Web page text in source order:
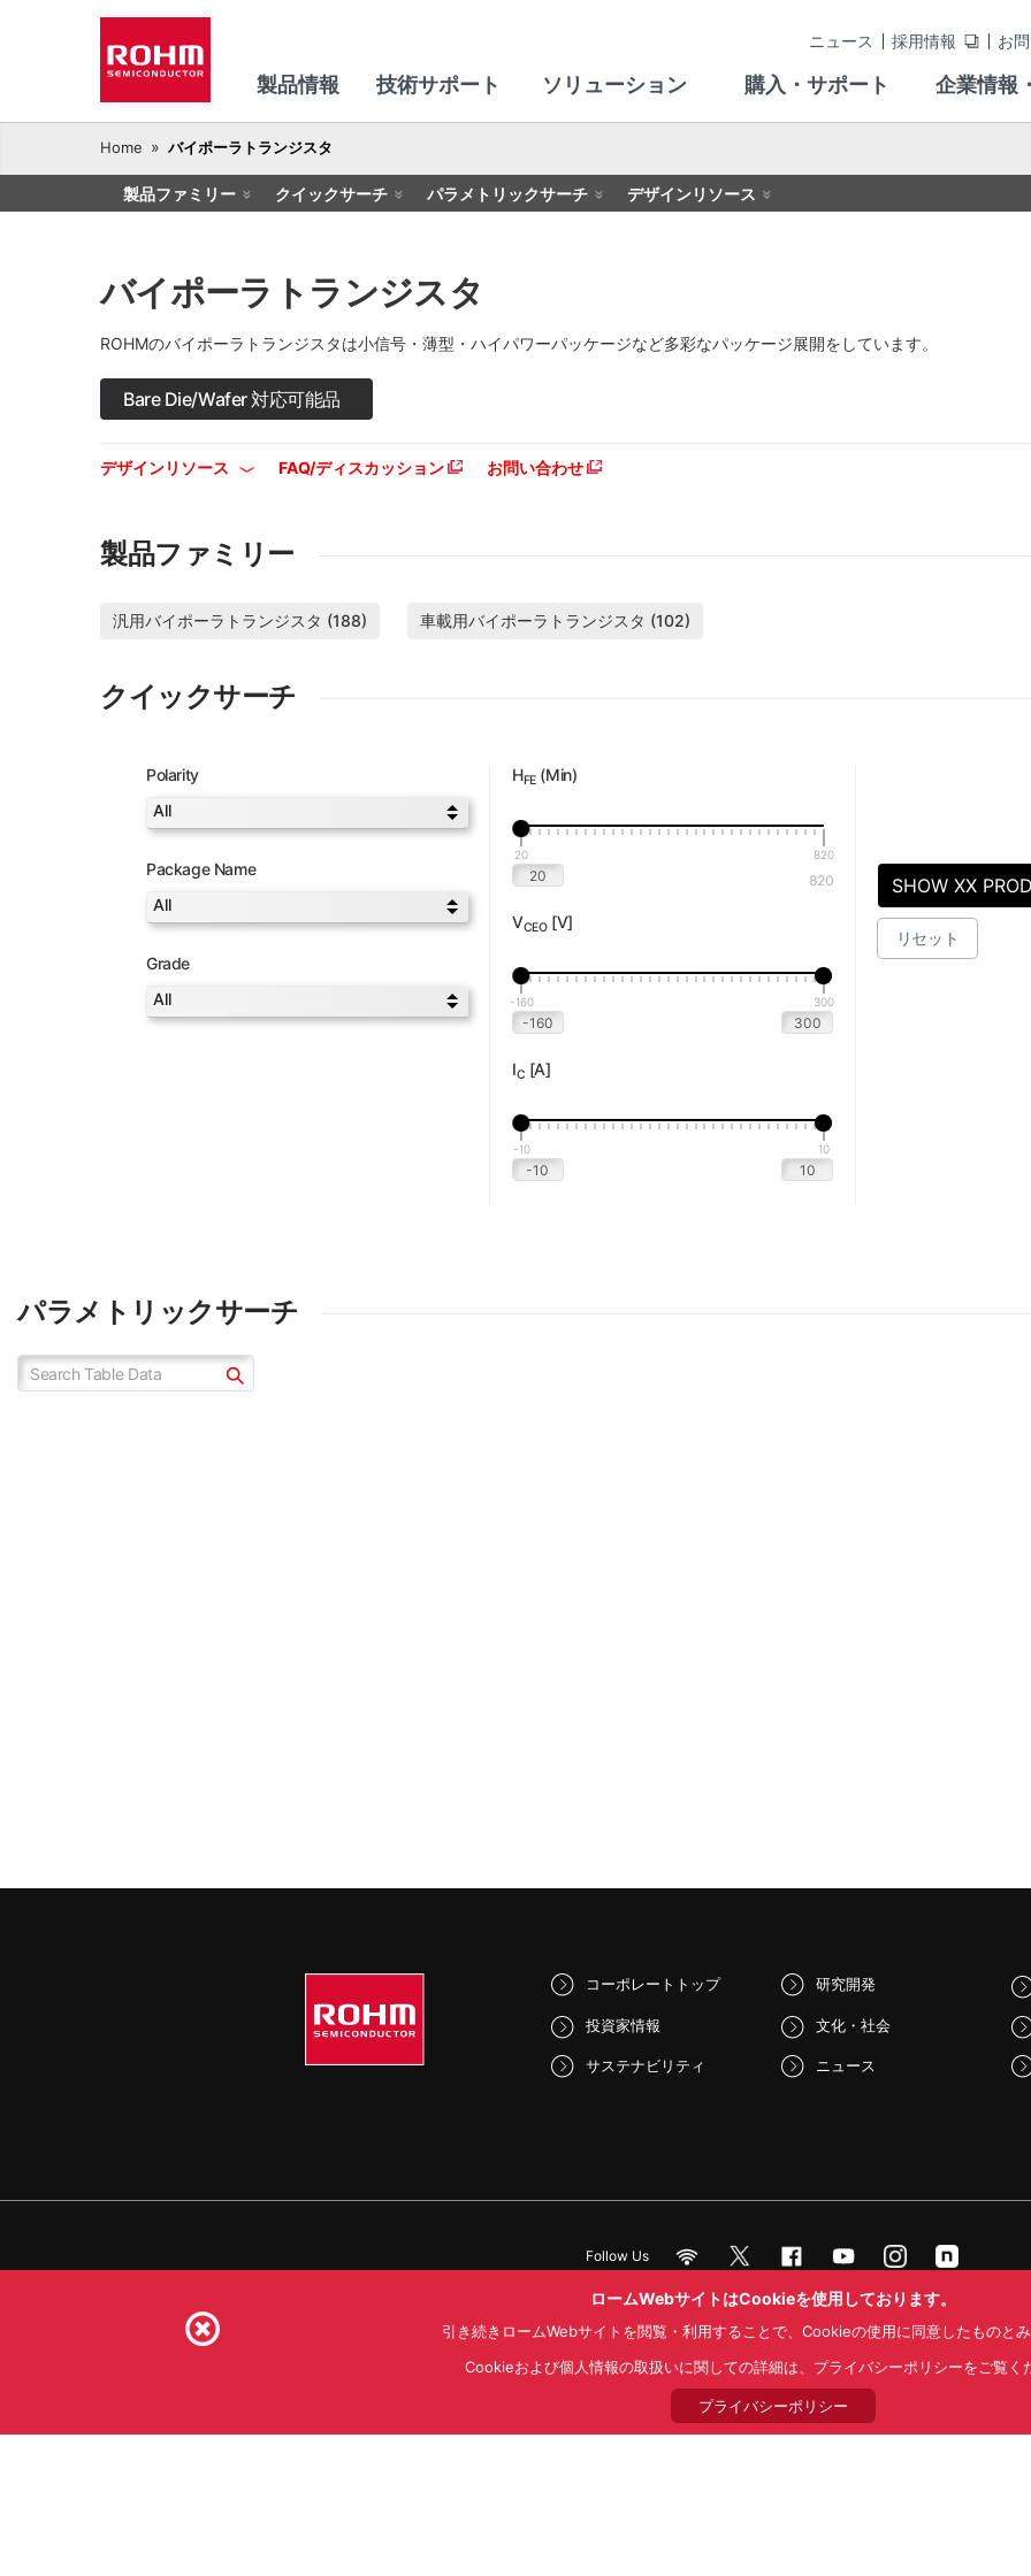
ニュース 採用情報 お
製品情報 技術サポート ソリューション 購入・サポート 企業情報
Home バイポーラトランジスタ
製品ファミリー クイックサーチ パラメトリックサーチ デザインリソース
バイポーラトランジスタ
ROHMのバイポーラトランジスタは小信号・薄型・ハイパワーパッケージなど多彩なパッケージ展開をしています。
Bare Die/Wafer 対応可能品
デザインリソース FAQ/ディスカッション お問い合わせ
製品ファミリー
汎用バイポーラトランジスタ (188) 車載用バイポーラトランジスタ (102)
クイックサーチ
Polarity
Package Name
Grade
HFE(Min)
20 820
820
VCEO[V]
-160 300
IC [A]
-10 10
SHOW XX
リセット
パラメトリックサーチ
コーポレートトップ
投資家情報
サステナビリティ
研究開発
文化・社会
ニュース
Follow Us
利用目的 SNS利用規約 プライバシーポリシー サイトマップ ローム製品の販売に
© 1997 - 2026 ROHM CO., LTD. ALL RIGHTS RESERVED.
ロームWebサイトはCookieを使用しております。
引き続きロームWebサイトを閲覧・利用することで、Cookieの使用に同意したものとみ
Cookieおよび個人情報の取扱いに関しての詳細は、プライバシーポリシーをご覧く
プライバシーポリシー